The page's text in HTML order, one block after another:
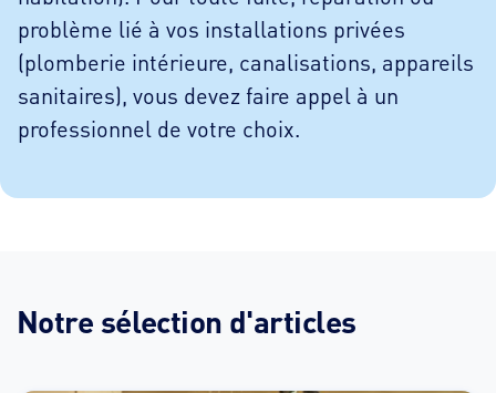
problème lié à vos installations privées
(plomberie intérieure, canalisations, appareils
sanitaires), vous devez faire appel à un
professionnel de votre choix.
Notre sélection d'articles